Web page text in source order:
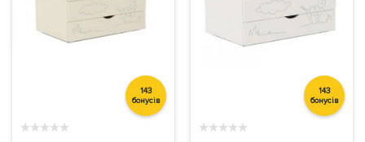
143
бонусів
★★★★★
143
бонусів
★★★★★